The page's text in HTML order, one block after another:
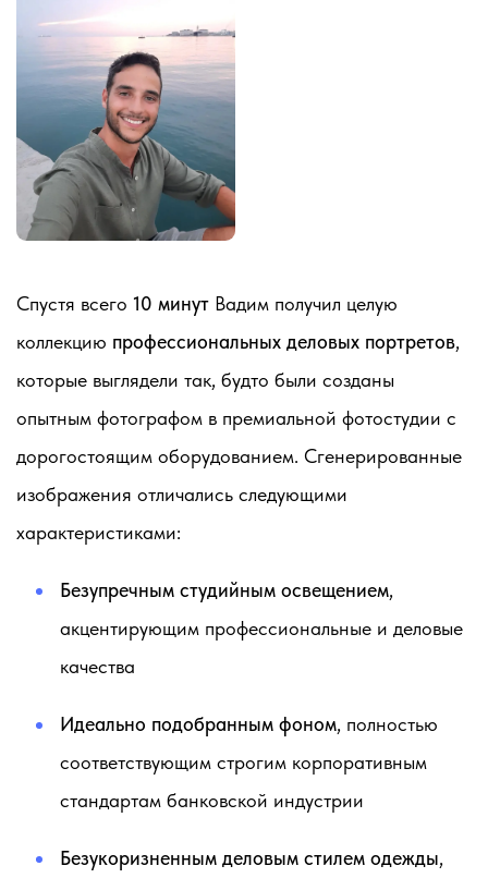
Спустя всего 10 минут Вадим получил целую
коллекцию профессиональных деловых портретов,
которые выглядели так, будто были созданы
опытным фотографом в премиальной фотостудии с
дорогостоящим оборудованием. Сгенерированные
изображения отличались следующими
характеристиками:
Безупречным студийным освещением,
акцентирующим профессиональные и деловые
качества
Идеально подобранным фоном, полностью
соответствующим строгим корпоративным
стандартам банковской индустрии
Безукоризненным деловым стилем одежды,